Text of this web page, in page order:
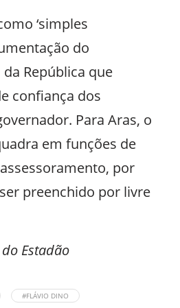
‘simples
do
República que
confiança dos
Para Aras, o
em funções de
por
preenchido por livre
Estadão
#FLÁVIO DINO